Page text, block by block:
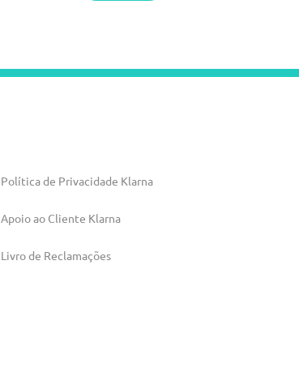
Política de Privacidade Klarna
Apoio ao Cliente Klarna
Livro de Reclamações